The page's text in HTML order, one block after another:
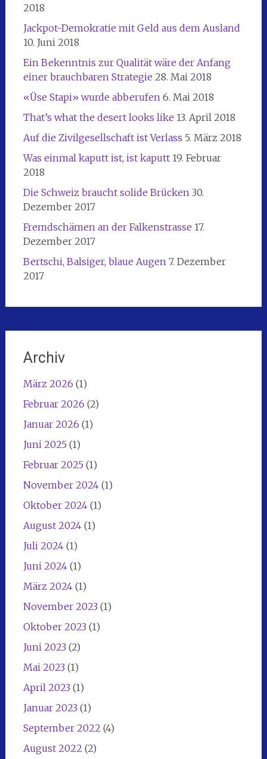
2018
Jackpot-Demokratie mit Geld aus dem Ausland
10. Juni 2018
Ein Bekenntnis zur Qualität wäre der Anfang
einer brauchbaren Strategie 28. Mai 2018
«Üse Stapi» wurde abberufen 6. Mai 2018
That’s what the desert looks like 13. April 2018
Auf die Zivilgesellschaft ist Verlass 5. März 2018
Was einmal kaputt ist, ist kaputt 19. Februar
2018
Die Schweiz braucht solide Brücken 30.
Dezember 2017
Fremdschämen an der Falkenstrasse 17.
Dezember 2017
Bertschi, Balsiger, blaue Augen 7. Dezember
2017
Archiv
März 2026 (1)
Februar 2026 (2)
Januar 2026 (1)
Juni 2025 (1)
Februar 2025 (1)
November 2024(1)
Oktober 2024(1)
August 2024(1)
Juli 2024(1)
Juni 2024(1)
März 2024(1)
November 2023 (1)
Oktober 2023 (1)
Juni 2023 (2)
Mai 2023 (1)
April 2023 (1)
Januar 2023 (1)
September 2022 (4)
August 2022 (2)